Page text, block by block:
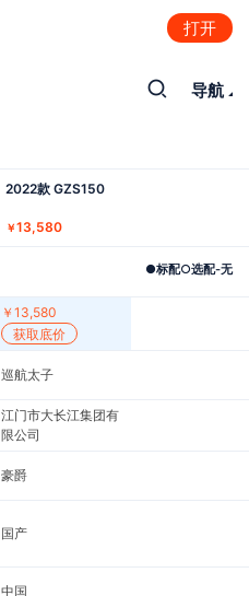
打开
导航
2022款 GZS150
￥13,580
●标配○选配-无
￥ 13,580
获取底价
巡航太子
江门市大长江集团有
限公司
豪爵
国产
中国